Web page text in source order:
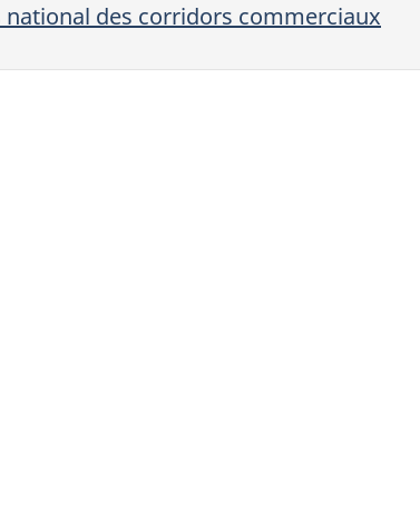
des corridors commerciaux